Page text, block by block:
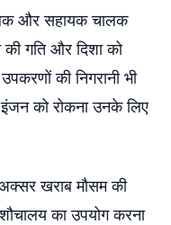
और सहायक चालक
गति और दिशा को
की निगरानी भी
को रोकना उनके लिए
खराब मौसम की
का उपयोग करना